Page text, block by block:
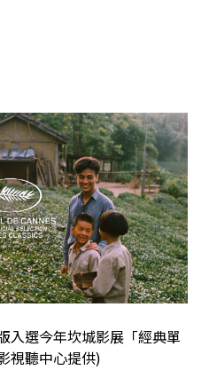
入選今年坎城影展「經典單
視聽中心提供)